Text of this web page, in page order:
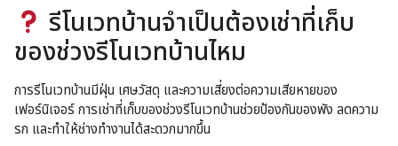
รีโนเวทบ้านจำเป็นต้องเช่าที่เก็บ
ของช่วงรีโนเวทบ้านไหม
การรีโนเวทบ้านมีฝุ่น เศษวัสดุ และความเสี่ยงต่อความเสียหายของ
เฟอร์นิเจอร์ การเช่าที่เก็บของช่วงรีโนเวทบ้านช่วยป้องกันของพัง ลดความ
รก และทำให้ช่างทำงานได้สะดวกมากขึ้น